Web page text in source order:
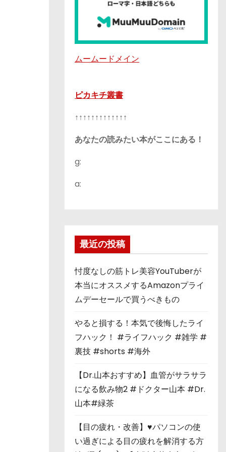
ムームードメイン
ピカキチ叢書
↑↑↑↑↑↑↑↑↑↑↑↑↑
あなたの読みたい本がここにある！
g:
a:
最近の投稿
忖度なしの筋トレ美容YouTuberが
本当にオススメするAmazonプライ
ムデーセールで買うべきもの
やると損する！本気で後悔したライ
フハック！ #ライフハック #雑学 #
裏技 #shorts #海外
【Dr.山本おすすめ】血管がサラサラ
になる飲み物2 #ドクター山本 #Dr.
山本#緑茶
【目の疲れ・改善】♥パソコンの使
い過ぎによる目の疲れを解消する方